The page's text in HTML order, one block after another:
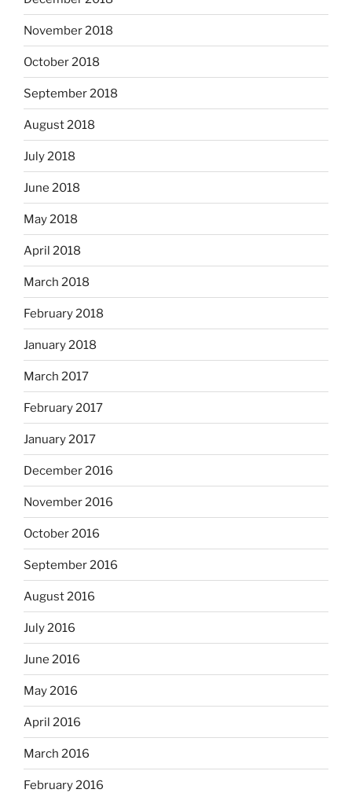
November 2018
October 2018
September 2018
August 2018
July 2018
June 2018
May 2018
April 2018
March 2018
February 2018
January 2018
March 2017
February 2017
January 2017
December 2016
November 2016
October 2016
September 2016
August 2016
July 2016
June 2016
May 2016
April 2016
March 2016
February 2016